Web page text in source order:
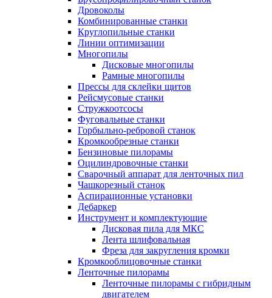
Дровоколы
Комбинированные станки
Круглопильные станки
Линии оптимизации
Многопилы
Дисковые многопилы
Рамные многопилы
Прессы для склейки щитов
Рейсмусовые станки
Стружкоотсосы
Фуговальные станки
Горбыльно-ребровой станок
Кромкообрезные станки
Бензиновые пилорамы
Оцилиндровочные станки
Сварочный аппарат для ленточных пил
Чашкорезный станок
Аспирационные установки
Дебаркер
Инструмент и комплектующие
Дисковая пила для МКС
Лента шлифовальная
Фреза для закругления кромки
Кромкооблицовочные станки
Ленточные пилорамы
Ленточные пилорамы с гибридным
двигателем